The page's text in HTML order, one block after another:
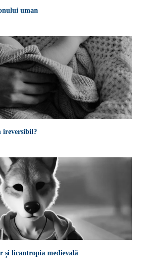
uman
ireversibil?
și licantropia medievală